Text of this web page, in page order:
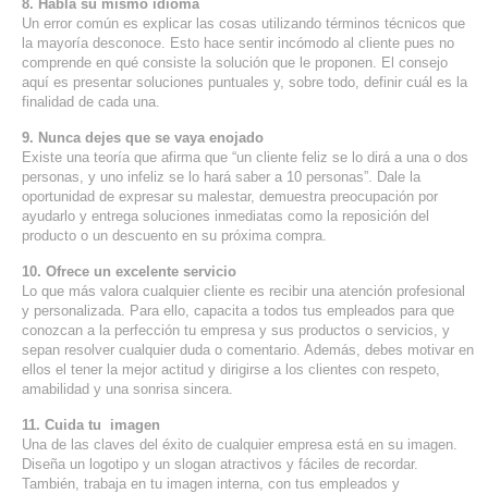
8. Habla su mismo idioma
Un error común es explicar las cosas utilizando términos técnicos que
la mayoría desconoce. Esto hace sentir incómodo al cliente pues no
comprende en qué consiste la solución que le proponen. El consejo
aquí es presentar soluciones puntuales y, sobre todo, definir cuál es la
finalidad de cada una.
9. Nunca dejes que se vaya enojado
Existe una teoría que afirma que “un cliente feliz se lo dirá a una o dos
personas, y uno infeliz se lo hará saber a 10 personas”. Dale la
oportunidad de expresar su malestar, demuestra preocupación por
ayudarlo y entrega soluciones inmediatas como la reposición del
producto o un descuento en su próxima compra.
10. Ofrece un excelente servicio
Lo que más valora cualquier cliente es recibir una atención profesional
y personalizada. Para ello, capacita a todos tus empleados para que
conozcan a la perfección tu empresa y sus productos o servicios, y
sepan resolver cualquier duda o comentario. Además, debes motivar en
ellos el tener la mejor actitud y dirigirse a los clientes con respeto,
amabilidad y una sonrisa sincera.
11. Cuida tu imagen
Una de las claves del éxito de cualquier empresa está en su imagen.
Diseña un logotipo y un slogan atractivos y fáciles de recordar.
También, trabaja en tu imagen interna, con tus empleados y